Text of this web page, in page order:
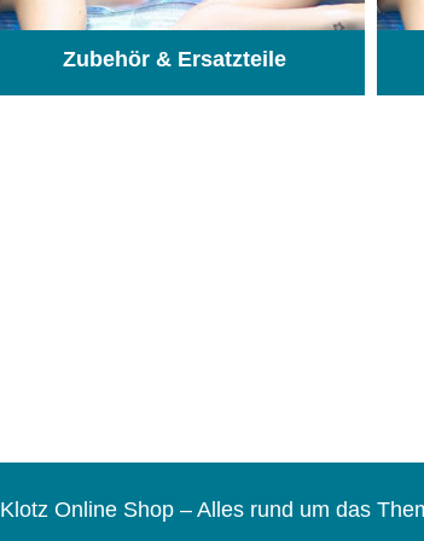
Zubehör & Ersatzteile
Klotz Online Shop – Alles rund um das